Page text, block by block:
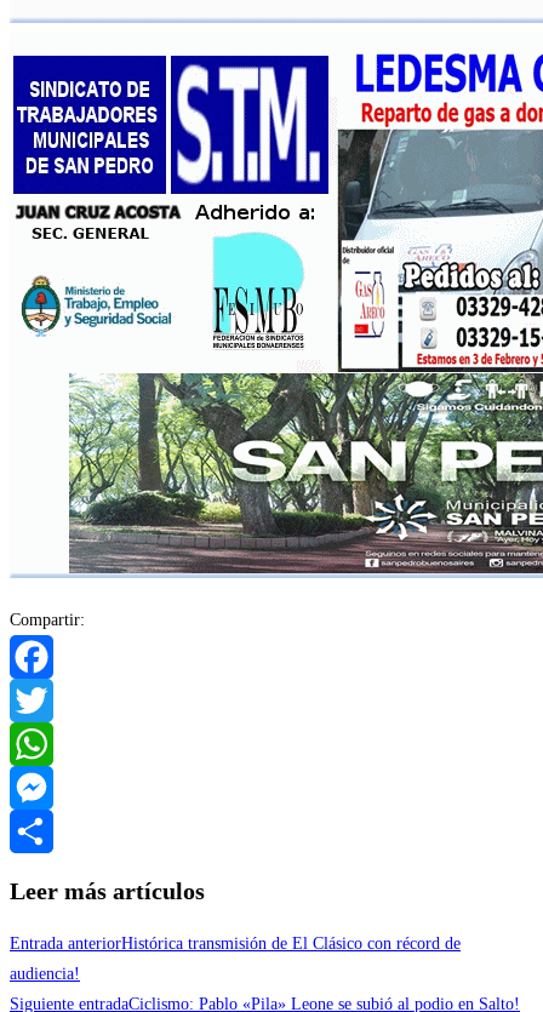
Compartir:
Facebook
Twitter
WhatsApp
Messenger
Leer más artículos
Entrada anteriorHistórica transmisión de El Clásico con récord de
audiencia!
Siguiente entradaCiclismo: Pablo «Pila» Leone se subió al podio en Salto!